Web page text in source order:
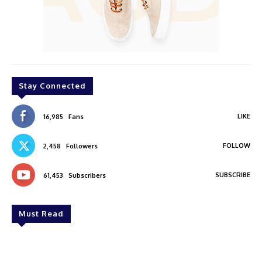
Stay Connected
16,985 Fans LIKE
2,458 Followers FOLLOW
61,453 Subscribers SUBSCRIBE
Must Read